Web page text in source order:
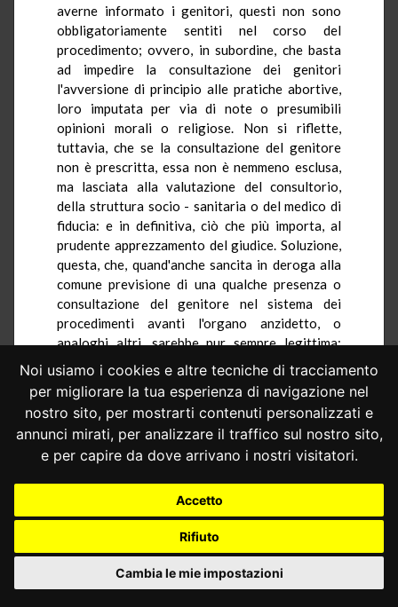
Noi usiamo i cookies e altre tecniche di tracciamento
per migliorare la tua esperienza di navigazione nel
nostro sito, per mostrarti contenuti personalizzati e
annunci mirati, per analizzare il traffico sul nostro sito,
e per capire da dove arrivano i nostri visitatori.
Accetto
Rifiuto
Cambia le mie impostazioni
averne informato i genitori, questi non sono
obbligatoriamente sentiti nel corso del
procedimento; ovvero, in subordine, che basta
ad impedire la consultazione dei genitori
l'avversione di principio alle pratiche abortive,
loro imputata per via di note o presumibili
opinioni morali o religiose. Non si riflette,
tuttavia, che se la consultazione del genitore
non è prescritta, essa non è nemmeno esclusa,
ma lasciata alla valutazione del consultorio,
della struttura socio - sanitaria o del medico di
fiducia: e in definitiva, ciò che più importa, al
prudente apprezzamento del giudice. Soluzione,
questa, che, quand'anche sancita in deroga alla
comune previsione di una qualche presenza o
consultazione del genitore nel sistema dei
procedimenti avanti l'organo anzidetto, o
analoghi altri, sarebbe pur sempre legittima:
perchè giustificata dall'intento, nettamente
perseguito dal legislatore, di prevenire, prima
ancora che reprimere penalmente, l'aborto
clandestino. Nel caso in esame non soltanto è a
questo fine garantita, come per tutte le gestanti,
la riservatezza della procedura; si prevede
essere sentito: ma ciò quando, valutate le
circostanze della specie e la serietà dei motivi
richiesti al riguardo dalla legge, sia ragionevole
presumere che il doverlo consultare aggravi il
rischio, appunto, del ricorso all'aborto